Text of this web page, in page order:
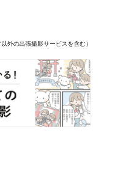
外の出張撮影サービスを含む）